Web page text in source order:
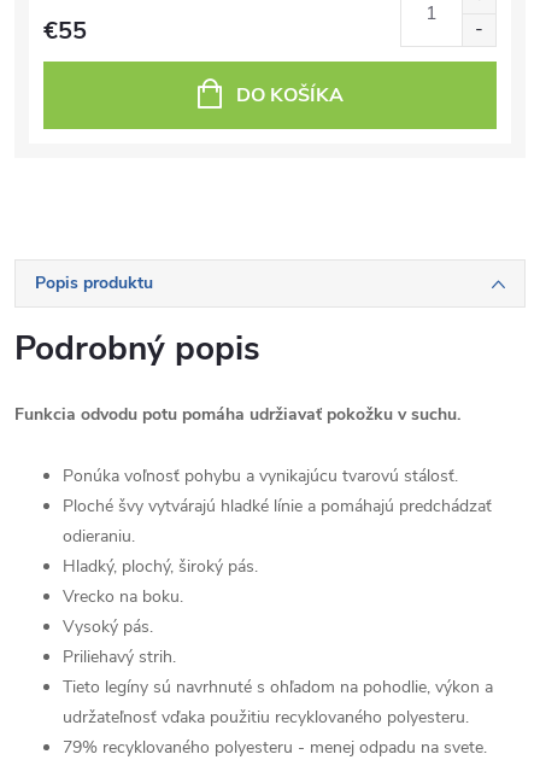
€55
DO KOŠÍKA
Popis produktu
Podrobný popis
Funkcia odvodu potu pomáha udržiavať pokožku v suchu.
Ponúka voľnosť pohybu a vynikajúcu tvarovú stálosť.
Ploché švy vytvárajú hladké línie a pomáhajú predchádzať
odieraniu.
Hladký, plochý, široký pás.
Vrecko na boku.
Vysoký pás.
Priliehavý strih.
Tieto legíny sú navrhnuté s ohľadom na pohodlie, výkon a
udržateľnosť vďaka použitiu recyklovaného polyesteru.
79% recyklovaného polyesteru - menej odpadu na svete.